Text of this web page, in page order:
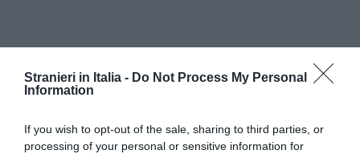
Stranieri in Italia - Do Not Process My Personal
Information
If you wish to opt-out of the sale, sharing to third parties, or
processing of your personal or sensitive information for